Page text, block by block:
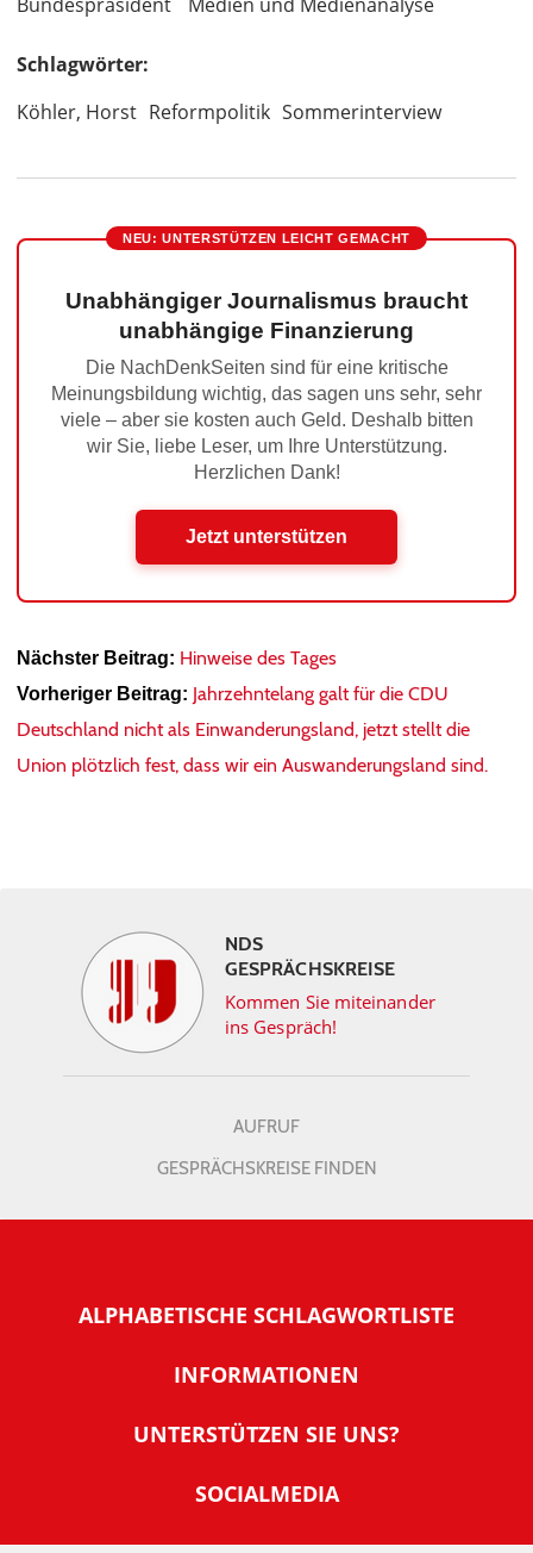
Schlagwörter:
Köhler, Horst Reformpolitik Sommerinterview
NEU: UNTERSTÜTZEN LEICHT GEMACHT
Unabhängiger Journalismus braucht
unabhängige Finanzierung
Die NachDenkSeiten sind für eine kritische
Meinungsbildung wichtig, das sagen uns sehr, sehr
viele – aber sie kosten auch Geld. Deshalb bitten
wir Sie, liebe Leser, um Ihre Unterstützung.
Herzlichen Dank!
Jetzt unterstützen
Nächster Beitrag: Hinweise des Tages
Vorheriger Beitrag: Jahrzehntelang galt für die CDU
Deutschland nicht als Einwanderungsland, jetzt stellt die
Union plötzlich fest, dass wir ein Auswanderungsland sind.
NDS
GESPRÄCHSKREISE
Kommen Sie miteinander
ins Gespräch!
AUFRUF
GESPRÄCHSKREISE FINDEN
ALPHABETISCHE SCHLAGWORTLISTE
INFORMATIONEN
Warum NachDenkSeiten
Tipps zur Nutzung der NachDenkSeiten
Banner und E-Mail-Signaturen
UNTERSTÜTZEN SIE UNS?
SOCIALMEDIA